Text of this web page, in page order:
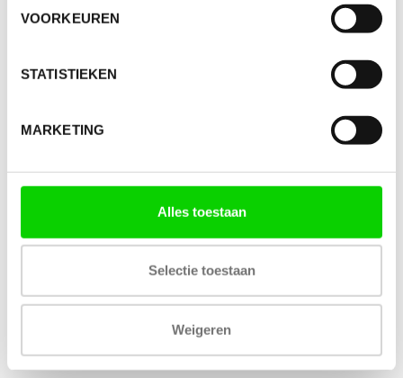
VOORKEUREN
STATISTIEKEN
MARKETING
Alles toestaan
Selectie toestaan
Weigeren